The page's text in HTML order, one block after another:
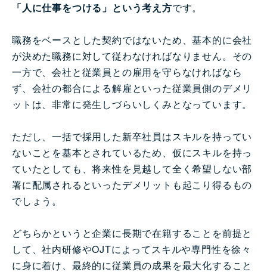
「人に仕事をつける」という考え方です。
職務をベースとした契約ではないため、基本的に会社
が決めた職務に対して従わなければなりません。その
一方で、会社と従業員との雇用を守らなければなら
ず、会社の都合による解雇といった従業員側のデメリ
ットは、非常に発生しづらいしくみとなっています。
ただし、一括で採用した新卒社員はスキルを持ってい
ないことを基本とされているため、仮にスキルを持っ
ていたとしても、将来性を見越して全く希望しない部
署に配属されるといったデメリットも起こり得るもの
でしょう。
どちらかというと企業に長期で在籍することを前提と
して、社内研修やOJTによってスキルや専門性を徐々
に身に着け、最終的に従業員の成果を最大化すること